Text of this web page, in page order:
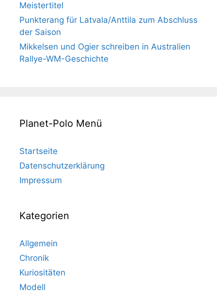
Meistertitel
Punkterang für Latvala/Anttila zum Abschluss
der Saison
Mikkelsen und Ogier schreiben in Australien
Rallye-WM-Geschichte
Planet-Polo Menü
Startseite
Datenschutzerklärung
Impressum
Kategorien
Allgemein
Chronik
Kuriositäten
Modell